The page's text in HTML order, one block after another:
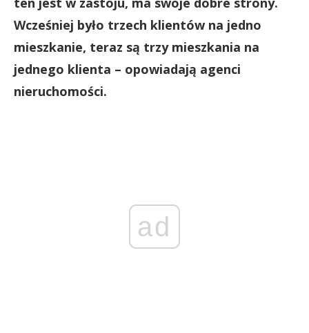
Wcześniej było trzech klientów na jedno
mieszkanie, teraz są trzy mieszkania na
jednego klienta – opowiadają agenci
nieruchomości.
ad